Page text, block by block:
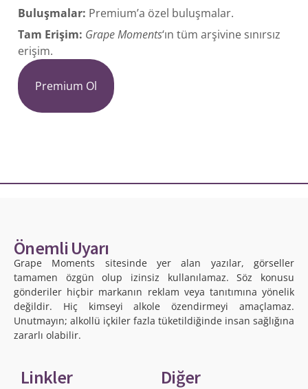
Buluşmalar: Premium’a özel buluşmalar.
Tam Erişim: Grape Moments‘ın tüm arşivine sınırsız
erişim.
Premium Ol
Önemli Uyarı
Grape Moments sitesinde yer alan yazılar, görseller
tamamen özgün olup izinsiz kullanılamaz. Söz konusu
gönderiler hiçbir markanın reklam veya tanıtımına yönelik
değildir. Hiç kimseyi alkole özendirmeyi amaçlamaz.
Unutmayın; alkollü içkiler fazla tüketildiğinde insan sağlığına
zararlı olabilir.
Linkler Diğer